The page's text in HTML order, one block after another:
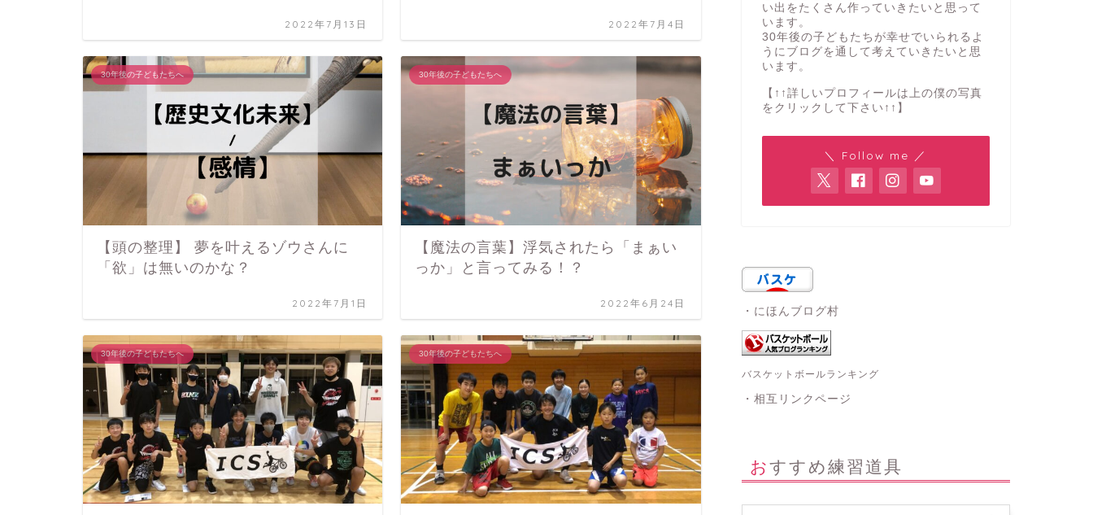
2022年7月13日 2022年7月4日
30年後の子どもたちへ
【頭の整理】 夢を叶えるゾウさんに
「欲」は無いのかな？
2022年7月1日
30年後の子どもたちへ
【魔法の言葉】浮気されたら「まぁい
っか」と言ってみる！？
2022年6月24日
30年後の子どもたちへ 30年後の子どもたちへ
い出をたくさん作っていきたいと思って
います。
30年後の子どもたちが幸せでいられるよ
うにブログを通して考えていきたいと思
います。
【↑↑詳しいプロフィールは上の僕の写真
をクリックして下さい↑↑】
＼ Follow me ／
・にほんブログ村
バスケットボールランキング
・相互リンクページ
おすすめ練習道具